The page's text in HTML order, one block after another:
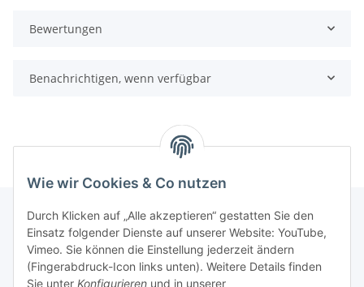
Wie wir Cookies & Co nutzen
Durch Klicken auf „Alle akzeptieren“ gestatten Sie den
Einsatz folgender Dienste auf unserer Website: YouTube,
Vimeo. Sie können die Einstellung jederzeit ändern
(Fingerabdruck-Icon links unten). Weitere Details finden
Sie unter Konfigurieren und in unserer
Bewertungen
Benachrichtigen, wenn verfügbar
Informationen